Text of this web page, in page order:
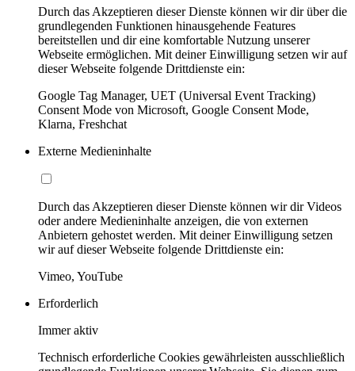
Durch das Akzeptieren dieser Dienste können wir dir über die
grundlegenden Funktionen hinausgehende Features
bereitstellen und dir eine komfortable Nutzung unserer
Webseite ermöglichen. Mit deiner Einwilligung setzen wir auf
dieser Webseite folgende Drittdienste ein:
Google Tag Manager, UET (Universal Event Tracking)
Consent Mode von Microsoft, Google Consent Mode,
Klarna, Freshchat
Externe Medieninhalte
Durch das Akzeptieren dieser Dienste können wir dir Videos
oder andere Medieninhalte anzeigen, die von externen
Anbietern gehostet werden. Mit deiner Einwilligung setzen
wir auf dieser Webseite folgende Drittdienste ein:
Vimeo, YouTube
Erforderlich
Immer aktiv
Technisch erforderliche Cookies gewährleisten ausschließlich